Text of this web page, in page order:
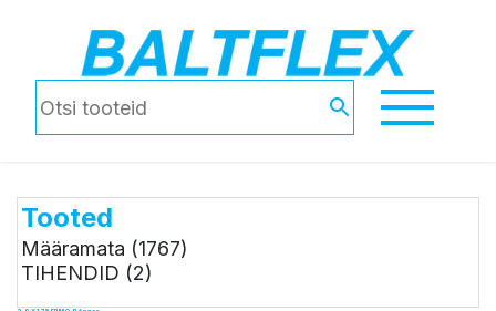
Tooted
Määramata (1767)
TIHENDID (2)